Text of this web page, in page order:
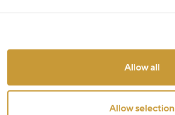
Allow all
Allow selection